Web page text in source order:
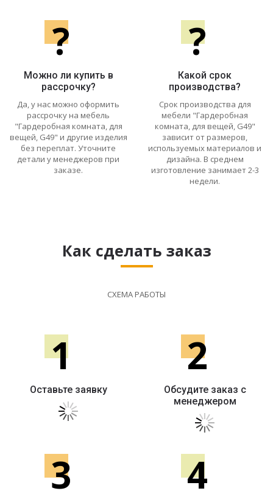
?
Можно ли купить в
рассрочку?
Да, у нас можно оформить
рассрочку на мебель
"Гардеробная комната, для
вещей, G49" и другие изделия
без переплат. Уточните
детали у менеджеров при
заказе.
?
Какой срок
производства?
Срок производства для
мебели "Гардеробная
комната, для вещей, G49"
зависит от размеров,
используемых материалов и
дизайна. В среднем
изготовление занимает 2-3
недели.
Как сделать заказ
СХЕМА РАБОТЫ
1
Оставьте заявку
2
Обсудите заказ с
менеджером
3 4